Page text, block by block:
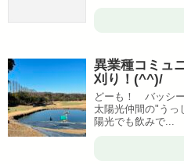
異業種コミュ
刈り！(^^)/
どーも！ バッシ
太陽光仲間の"うっ
陽光でも飲みで...